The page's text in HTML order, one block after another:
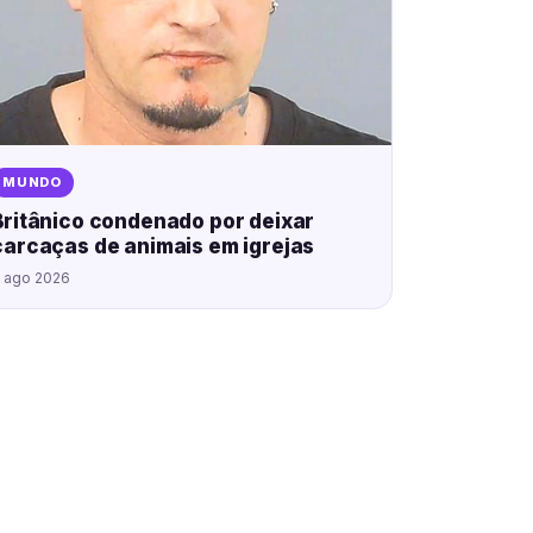
MUNDO
condenado por deixar
de animais em igrejas
ago 2026